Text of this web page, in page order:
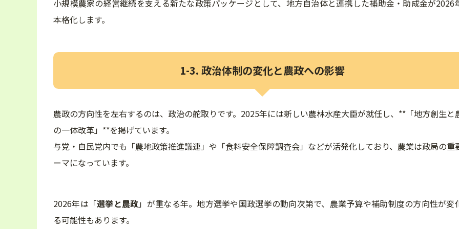
小規模農家の経営継続を支える新たな政策パッケージとして、地方自治体と連携した補助金・助成金が2026
本格化します。
1-3. 政治体制の変化と農政への影響
農政の方向性を左右するのは、政治の舵取りです。2025年には新しい農林水産大臣が就任し、**「地方創生と
の一体改革」**を掲げています。
与党・自民党内でも「農地政策推進議連」や「食料安全保障調査会」などが活発化しており、農業は政局の重
ーマになっています。
2026年は「選挙と農政」が重なる年。地方選挙や国政選挙の動向次第で、農業予算や補助制度の方向性が変
る可能性もあります。